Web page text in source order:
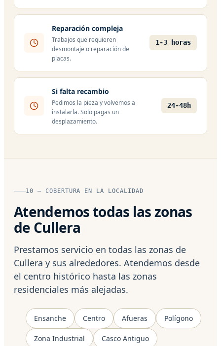
Reparación compleja
Trabajos que requieren
desmontaje o reparación de
placas.
1-3 horas
Si falta recambio
Pedimos la pieza y volvemos a
instalarla. Solo pagas un
desplazamiento.
24-48h
10 — COBERTURA EN LA LOCALIDAD
Atendemos todas las zonas
de Cullera
Prestamos servicio en todas las zonas de
Cullera y sus alrededores. Atendemos desde
el centro histórico hasta las zonas
residenciales más alejadas.
Ensanche Centro Afueras Polígono
Zona Industrial Casco Antiguo